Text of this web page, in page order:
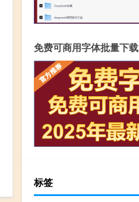
免费可商用字体批量下载
标签